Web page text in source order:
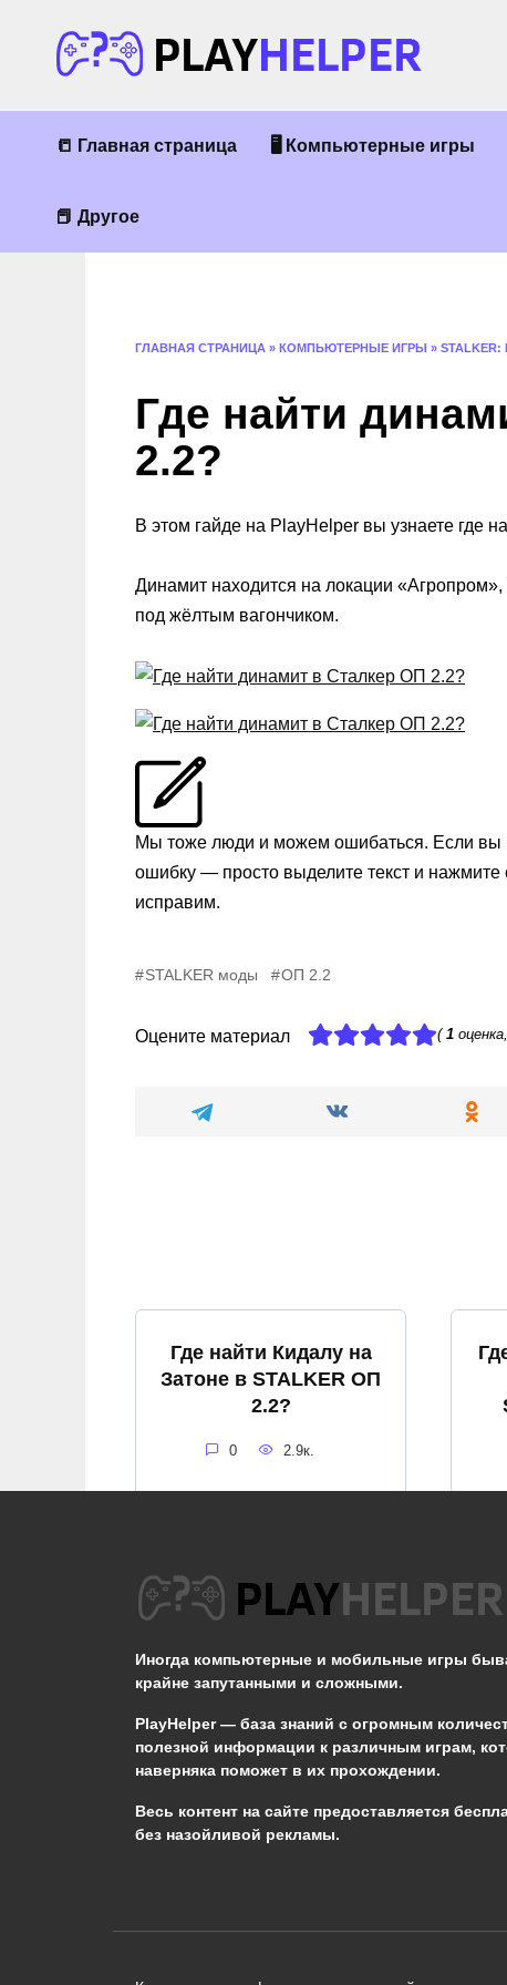
содержанию
📒 Главная страница 🖥 Компьютерные игры
📕 Другое
ГЛАВНАЯ СТРАНИЦА » КОМПЬЮТЕРНЫЕ ИГРЫ »
Где найти
2.2?
В этом гайде на PlayHelper вы узнаете где
Динамит находится на локации «Агропром»,
под жёлтым вагончиком.
Мы тоже люди и можем ошибаться. Если вы
ошибку — просто выделите текст и
исправим.
STALKER моды ОП 2.2
Оцените материал (1
Где найти Кидалу на
Затоне в STALKER ОП
2.2?
0 2.9к.
Не появляется Кот в
STALKER ОП 2.2
Иногда компьютерные и мобильные игры
крайне запутанными и сложными.
PlayHelper — база знаний с огромным
полезной информации к различным играм,
наверняка поможет в их прохождении.
Весь контент на сайте предоставляется
без назойливой рекламы.
Сообщить об ошибке